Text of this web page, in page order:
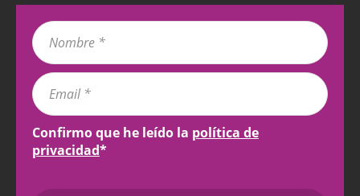
Confirmo que he leído la política de
privacidad*